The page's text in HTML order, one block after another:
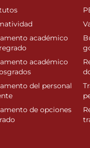
académico
académico
del personal
de opciones